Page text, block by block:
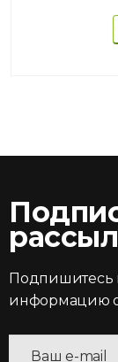
Подпишитесь
информацию о